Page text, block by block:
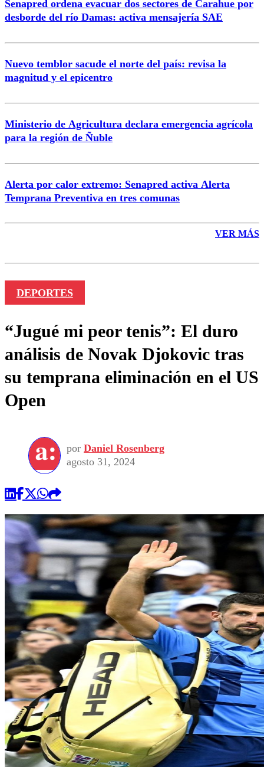
Correo
Senapred ordena evacuar dos sectores de Carahue por
desborde del río Damas: activa mensajería SAE
Nuevo temblor sacude el norte del país: revisa la
magnitud y el epicentro
Ministerio de Agricultura declara emergencia agrícola
para la región de Ñuble
Alerta por calor extremo: Senapred activa Alerta
Temprana Preventiva en tres comunas
VER MÁS
DEPORTES
“Jugué mi peor tenis”: El duro
análisis de Novak Djokovic tras
su temprana eliminación en el US
Open
por Daniel Rosenberg
agosto 31, 2024